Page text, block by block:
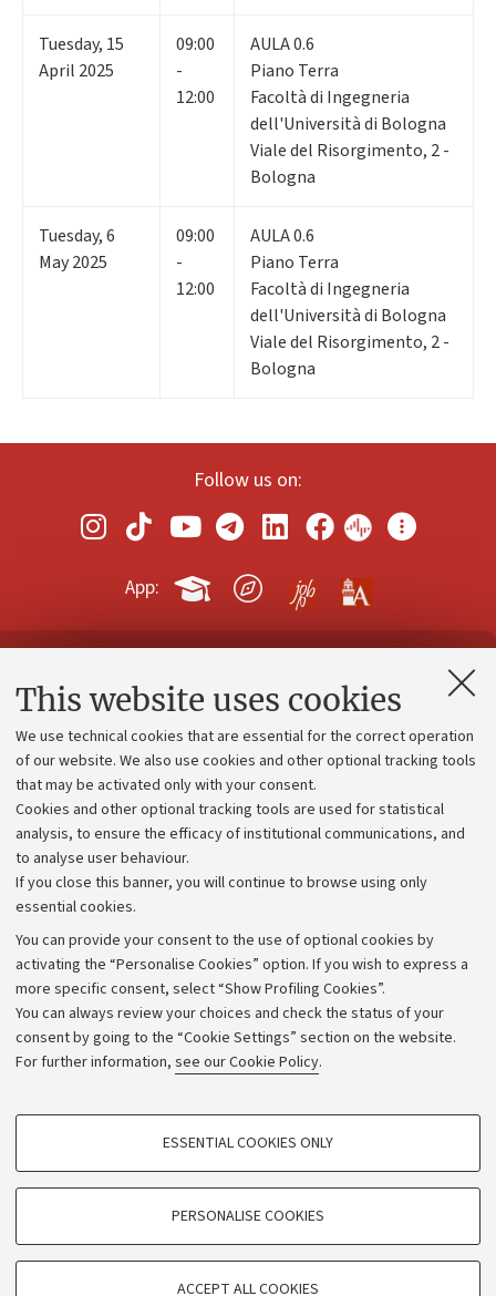
This website uses cookies
We use technical cookies that are essential for the correct operation
of our website. We also use cookies and other optional tracking tools
that may be activated only with your consent.
Cookies and other optional tracking tools are used for statistical
analysis, to ensure the efficacy of institutional communications, and
to analyse user behaviour.
If you close this banner, you will continue to browse using only
essential cookies.
You can provide your consent to the use of optional cookies by
activating the “Personalise Cookies” option. If you wish to express a
more specific consent, select “Show Profiling Cookies”.
You can always review your choices and check the status of your
consent by going to the “Cookie Settings” section on the website.
For further information, see our Cookie Policy.
PROFILING COOKIES - OPTIONAL
TECHNICAL COOKIES - ESSENTIAL
ESSENTIAL COOKIES ONLY
PERSONALISE COOKIES
ACCEPT ALL COOKIES
Tuesday, 15
April 2025
09:00
-
12:00
AULA 0.6
Piano Terra
Facoltà di Ingegneria
dell'Università di Bologna
Viale del Risorgimento, 2 -
Bologna
Tuesday,6
May 2025
09:00
-
12:00
AULA 0.6
Piano Terra
Facoltà di Ingegneria
dell'Università di Bologna
Viale del Risorgimento, 2 -
Bologna
Follow us on:
App:
Contacts and certified e-mail (PEC)
Administrative divisions
Work with us
Alumni community
Strategic plan
University budgets
Calls and competitions
Transparent administration
Appeals lodged
Merchandising - UniboStore
Website and accessibility information
Accessibility statement
Privacy policy and legal notes
Cookie Settings
©Copyright 2026 - ALMA MATER STUDIORUM - Università di
Bologna - Via Zamboni,33 - 40126Bologna - PI: